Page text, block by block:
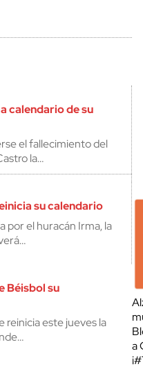
calendario de su
el fallecimiento del
la…
su calendario
por el huracán Irma, la
Béisbol su
reinicia este jueves la
a